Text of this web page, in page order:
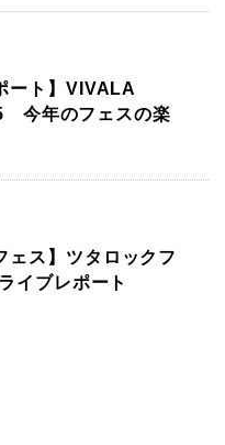
ート】VIVALA
今年のフェスの楽
ェス】ツタロックフ
イブレポート